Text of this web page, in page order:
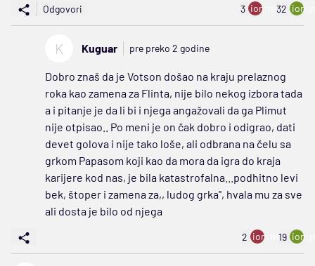
Odgovori 3 ion:minus
32
K Kuguar pre preko 2 godine
Dobro znaš da je Votson došao na kraju prelaznog
roka kao zamena za Flinta, nije bilo nekog izbora tada
a i pitanje je da li bi i njega angažovali da ga Plimut
nije otpisao.. Po meni je on čak dobro i odigrao, dati
devet golova i nije tako loše, ali odbrana na čelu sa
grkom Papasom koji kao da mora da igra do kraja
karijere kod nas, je bila katastrofalna...podhitno levi
bek, štoper i zamena za,, ludog grka'', hvala mu za sve
ali dosta je bilo od njega
2 ion:minus
19